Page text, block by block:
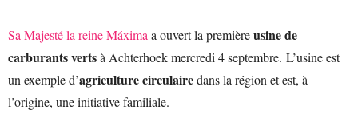
Sa Majesté la reine Máxima a ouvert la premièreusine de
carburants vertsà Achterhoek mercredi 4 septembre. L’usine est
un exemple d’agriculture circulairedans la région et est, à
l’origine, une initiative familiale.